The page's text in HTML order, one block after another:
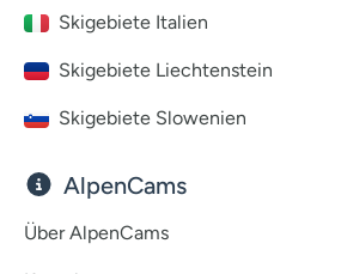
Skigebiete Italien
Skigebiete Liechtenstein
Skigebiete Slowenien
AlpenCams
Über AlpenCams